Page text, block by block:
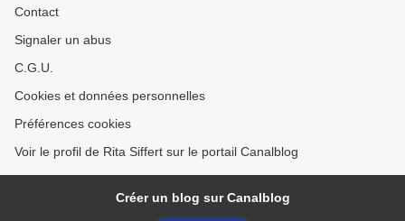
Contact
Signaler un abus
C.G.U.
Cookies et données personnelles
Préférences cookies
Voir le profil de Rita Siffert sur le portail Canalblog
Créer un blog sur Canalblog